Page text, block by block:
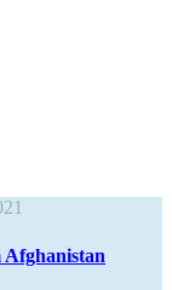
Afghanistan